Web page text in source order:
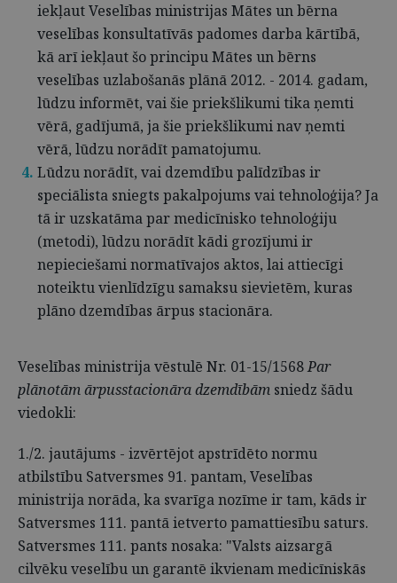
iekļaut Veselības ministrijas Mātes un bērna
veselības konsultatīvās padomes darba kārtībā,
kā arī iekļaut šo principu Mātes un bērns
veselības uzlabošanās plānā 2012. - 2014. gadam,
lūdzu informēt, vai šie priekšlikumi tika ņemti
vērā, gadījumā, ja šie priekšlikumi nav ņemti
vērā, lūdzu norādīt pamatojumu.
Lūdzu norādīt, vai dzemdību palīdzības ir
speciālista sniegts pakalpojums vai tehnoloģija? Ja
tā ir uzskatāma par medicīnisko tehnoloģiju
(metodi), lūdzu norādīt kādi grozījumi ir
nepieciešami normatīvajos aktos, lai attiecīgi
noteiktu vienlīdzīgu samaksu sievietēm, kuras
plāno dzemdības ārpus stacionāra.
Veselības ministrija vēstulē Nr. 01-15/1568Par
plānotām ārpusstacionāra dzemdībām sniedz šādu
viedokli:
1./2. jautājums - izvērtējot apstrīdēto normu
atbilstību Satversmes 91. pantam, Veselības
ministrija norāda, ka svarīga nozīme ir tam, kāds ir
Satversmes 111. pantā ietverto pamattiesību saturs.
Satversmes 111. pants nosaka: "Valsts aizsargā
cilvēku veselību un garantē ikvienam medicīniskās